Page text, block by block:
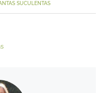
SUCULENTAS